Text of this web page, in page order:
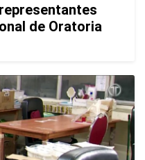
de Oratoria